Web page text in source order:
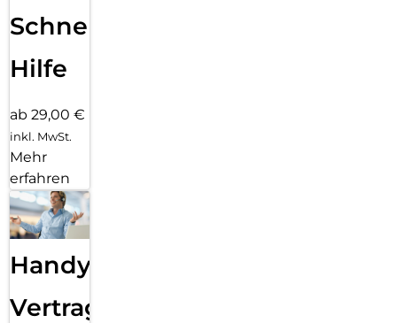
Schnelle
Hilfe
ab 29,00 €
inkl. MwSt.
Mehr
erfahren
Handy
Vertragsabwicklung